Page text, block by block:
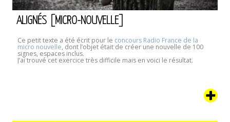
ALIGNÉS [MICRO-NOUVELLE]
Ce petit texte a été écrit pour le concours Radio France de la
micro nouvelle, dont l’objet était de créer une nouvelle de 100
signes, espaces inclus.
J’ai trouvé cet exercice très difficile mais en voici le résultat.